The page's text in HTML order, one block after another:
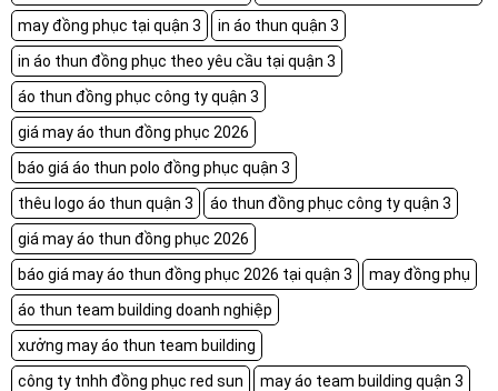
may đồng phục tại quận 3
in áo thun quận 3
in áo thun đồng phục theo yêu cầu tại quận 3
áo thun đồng phục công ty quận 3
giá may áo thun đồng phục 2026
báo giá áo thun polo đồng phục quận 3
thêu logo áo thun quận 3
áo thun đồng phục công ty quận 3
giá may áo thun đồng phục 2026
báo giá may áo thun đồng phục 2026 tại quận 3
may đồng phụ
áo thun team building doanh nghiệp
xưởng may áo thun team building
công ty tnhh đồng phục red sun
may áo team building quận 3